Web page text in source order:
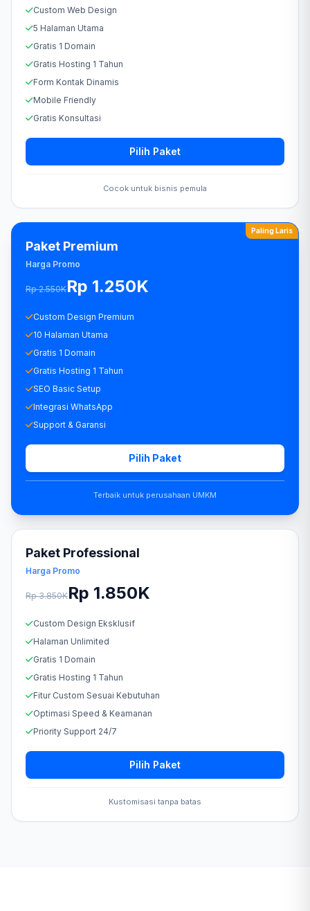
Custom Web Design
5 Halaman Utama
Gratis 1 Domain
Gratis Hosting 1 Tahun
Form Kontak Dinamis
Mobile Friendly
Gratis Konsultasi
Pilih Paket
Cocok untuk bisnis pemula
Paling Laris
Paket Premium
Harga Promo
Rp 2.550KRp 1.250K
Custom Design Premium
10 Halaman Utama
Gratis 1 Domain
Gratis Hosting 1 Tahun
SEO Basic Setup
Integrasi WhatsApp
Support & Garansi
Pilih Paket
Terbaik untuk perusahaan UMKM
Paket Professional
Harga Promo
Rp 3.850KRp 1.850K
Custom Design Eksklusif
Halaman Unlimited
Gratis 1 Domain
Gratis Hosting 1 Tahun
Fitur Custom Sesuai Kebutuhan
Optimasi Speed & Keamanan
Priority Support 24/7
Pilih Paket
Kustomisasi tanpa batas